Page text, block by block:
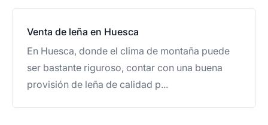
Venta de leña en Huesca
En Huesca, donde el clima de montaña puede
ser bastante riguroso, contar con una buena
provisión de leña de calidad p...